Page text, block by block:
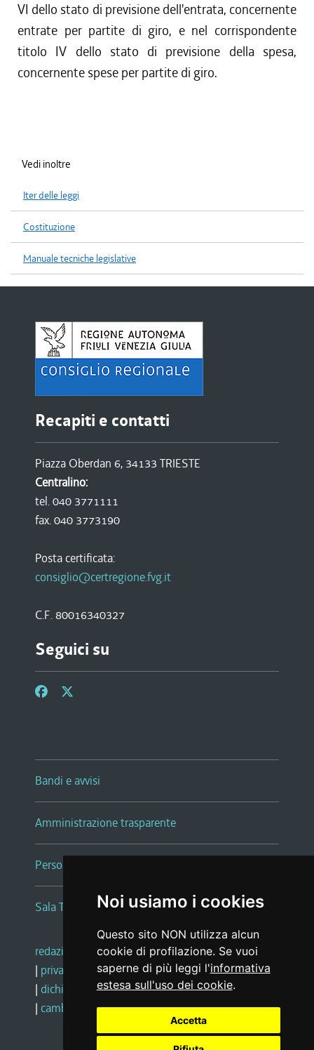
Noi usiamo i cookies
Questo sito NON utilizza alcun
cookie di profilazione. Se vuoi
saperne di più leggi l'informativa
estesa sull'uso dei cookie.
Accetta
VI dello stato di previsione dell'entrata, concernente
entrate per partite di giro, e nel corrispondente
titolo IV dello stato di previsione della spesa,
concernente spese per partite di giro.
Vedi inoltre
Iter delle leggi
Costituzione
Manuale tecniche legislative
Recapiti e contatti
Piazza Oberdan 6, 34133 TRIESTE
Centralino:
tel. 040 3771111
fax. 040 3773190
Posta certificata:
consiglio@certregione.fvg.it
C.F. 80016340327
Seguici su
Bandi e avvisi
Amministrazione trasparente
Persone e Uffici
Sala Tiziano Tessitori
redazione web |note legali |glossario
| privacy
social media policy
| dichiarazione di accessibilità |feedback
| cambio preferenze cookie